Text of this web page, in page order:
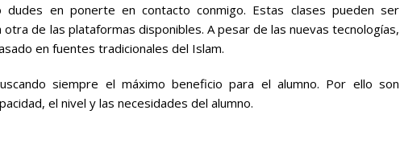
en ponerte en contacto conmigo. Estas clases pueden ser
de las plataformas disponibles. A pesar de las nuevas tecnologías,
en fuentes tradicionales del Islam.
siempre el máximo beneficio para el alumno. Por ello son
el nivel y las necesidades del alumno.